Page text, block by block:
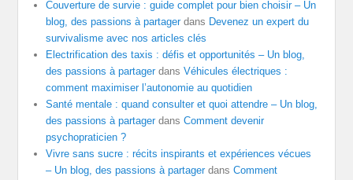
Couverture de survie : guide complet pour bien choisir – Un
blog, des passions à partagerdans Devenez un expert du
survivalisme avec nos articles clés
Electrification des taxis : défis et opportunités – Un blog,
des passions à partagerdansVéhicules électriques :
comment maximiser l’autonomie au quotidien
Santé mentale : quand consulter et quoi attendre – Un blog,
des passions à partagerdansComment devenir
psychopraticien ?
Vivre sans sucre : récits inspirants et expériences vécues
– Un blog, des passions à partagerdansComment